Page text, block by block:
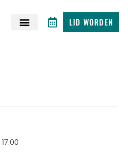
LID WORDEN
17:00